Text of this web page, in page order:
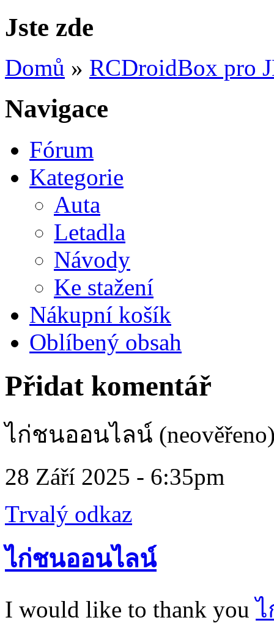
Jste zde
Domů » RCDroidBox pro
Navigace
Fórum
Kategorie
Auta
Letadla
Návody
Ke stažení
Nákupní košík
Oblíbený obsah
Přidat komentář
ไก่ชนออนไลน์
28 Září 2025 - 6:35pm
Trvalý odkaz
ไก่ชนออนไลน์
I would like to thank you